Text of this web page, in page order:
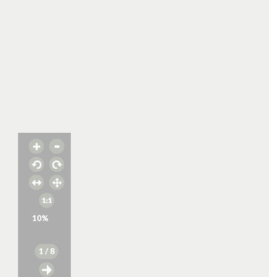
10%
1 / 8